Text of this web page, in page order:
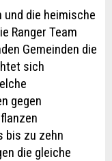
und die heimische
Ranger Team
Gemeinden die
sich
gegen
bis zu zehn
die gleiche